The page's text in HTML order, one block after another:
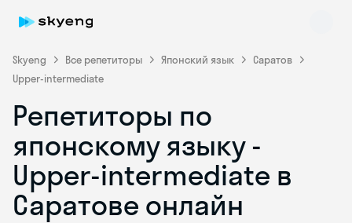
Skyeng Все репетиторы Японский язык
Саратов
Upper-intermediate
Репетиторы по
японскому языку -
Upper-intermediate в
Саратове онлайн
online